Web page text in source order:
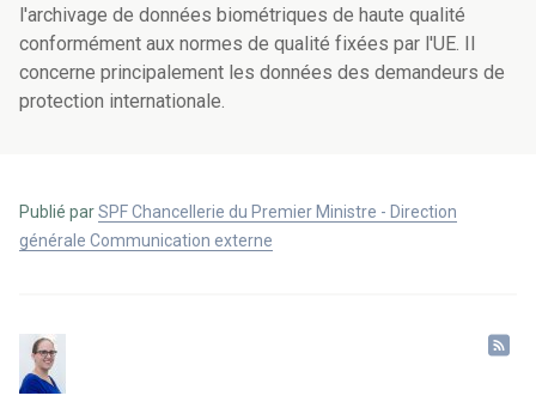
l'archivage de données biométriques de haute qualité
conformément aux normes de qualité fixées par l'UE. Il
concerne principalement les données des demandeurs de
protection internationale.
Publié parSPF Chancellerie du Premier Ministre - Direction
générale Communication externe